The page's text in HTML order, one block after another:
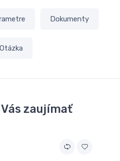
Dokumenty
Otázka
zaujímať